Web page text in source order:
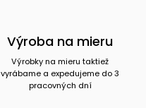
Výroba na mieru
Výrobky na mieru taktiež
vyrábame a expedujeme do 3
pracovných dní